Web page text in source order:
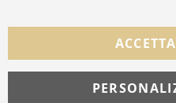
Facebook
© Copyright MAV Arreda